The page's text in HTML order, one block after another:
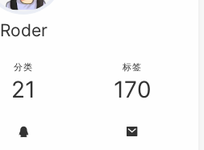
Roder
分类
21
标签
170